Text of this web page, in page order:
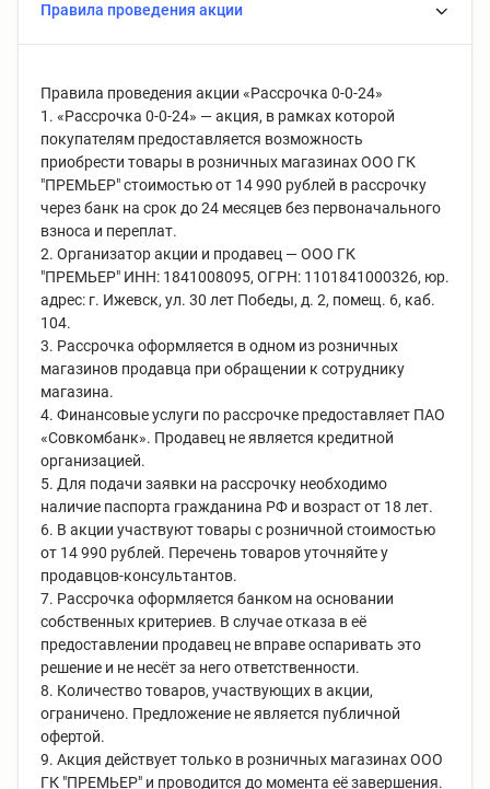
Правила проведения акции
Правила проведения акции «Рассрочка 0-0-24»
1. «Рассрочка 0-0-24» — акция, в рамках которой
покупателям предоставляется возможность
приобрести товары в розничных магазинах ООО ГК
"ПРЕМЬЕР" стоимостью от 14 990 рублей в рассрочку
через банк на срок до 24 месяцев без первоначального
взноса и переплат.
2. Организатор акции и продавец — ООО ГК
"ПРЕМЬЕР" ИНН: 1841008095, ОГРН: 1101841000326, юр.
адрес: г. Ижевск, ул. 30 лет Победы, д. 2, помещ. 6, каб.
104.
3. Рассрочка оформляется в одном из розничных
магазинов продавца при обращении к сотруднику
магазина.
4. Финансовые услуги по рассрочке предоставляет ПАО
«Совкомбанк». Продавец не является кредитной
организацией.
5. Для подачи заявки на рассрочку необходимо
наличие паспорта гражданина РФ и возраст от 18 лет.
6. В акции участвуют товары с розничной стоимостью
от 14 990 рублей. Перечень товаров уточняйте у
продавцов-консультантов.
7. Рассрочка оформляется банком на основании
собственных критериев. В случае отказа в её
предоставлении продавец не вправе оспаривать это
решение и не несёт за него ответственности.
8. Количество товаров, участвующих в акции,
ограничено. Предложение не является публичной
офертой.
9. Акция действует только в розничных магазинах ООО
ГК "ПРЕМЬЕР" и проводится до момента её завершения.